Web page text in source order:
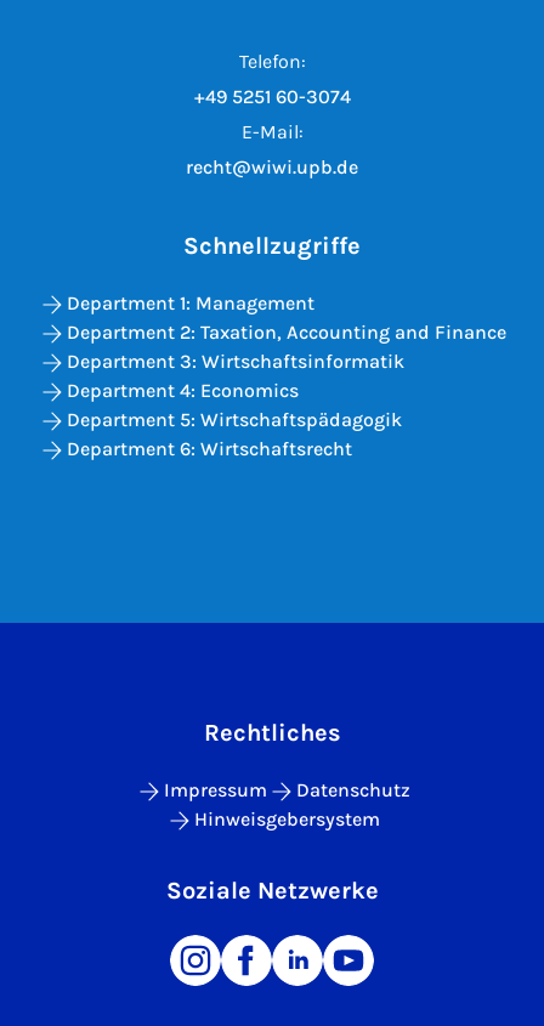
Telefon:
+49 5251 60-3074
E-Mail:
recht@wiwi.upb.de
Schnellzugriffe
Department 1: Management
Department 2: Taxation, Accounting and Finance
Department 3: Wirtschaftsinformatik
Department 4: Economics
Department 5: Wirtschaftspädagogik
Department 6: Wirtschaftsrecht
Rechtliches
Impressum
Datenschutz
Hinweisgebersystem
Soziale Netzwerke